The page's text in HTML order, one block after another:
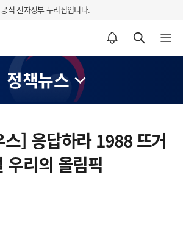
식 전자정부 누리집입니다.
알림설정 바로가기 검색 바로가기 메뉴 열기
정책뉴스
] 응답하라 1988 뜨거
우리의 올림픽